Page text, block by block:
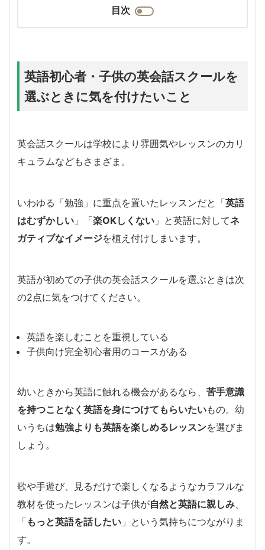
目次
英語初心者・子供の英会話スクールを
選ぶときに気を付けたいこと
英会話スクールは学校により雰囲気やレッスンのカリ
キュラムなどもさまざま。
いわゆる「勉強」に重点を置いたレッスンだと「英語
はむずかしい 」「楽OKしくない 」と英語に対してネ
ガティブなイメージを植え付けしまいます。
英語が初めての子供の英会話スクールを選ぶときは次
の2点に気をつけてください。
英語を楽しむことを重視している
子供向け完全初心者用のコースがある
幼いときから英語に触れる機会があるなら、 苦手意識
を持つことなく英語を身につけてもらいたいもの。幼
いうちは勉強よりも英語を楽しめるレッスンを選びま
しょう。
歌や手遊び、見るだけで楽しくなるようなカラフルな
教材を使ったレッスンは子供が自然と英語に親しみ
「 もっと英語を話したい 」という気持ちにつながりま
す。